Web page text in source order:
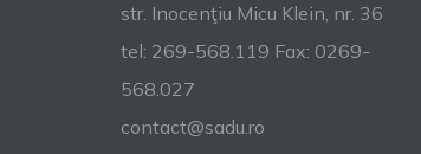
str. Inocenţiu Micu Klein, nr. 36
tel: 269-568.119 Fax: 0269-
568.027
contact@sadu.ro